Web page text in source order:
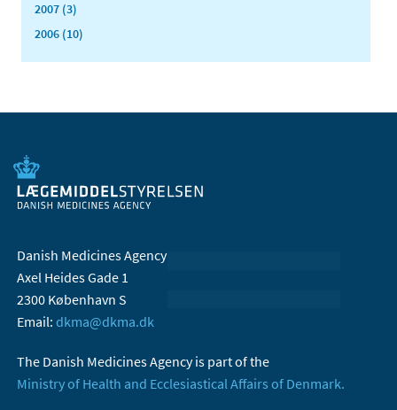
2007 (3)
2006 (10)
Danish Medicines Agency
Axel Heides Gade 1
2300 København S
Email: dkma@dkma.dk
The Danish Medicines Agency is part of the
Ministry of Health and Ecclesiastical Affairs of Denmark.